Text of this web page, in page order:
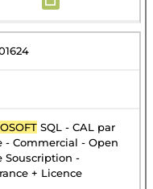
SQL - CAL par
- Commercial - Open
Souscription -
+ Licence